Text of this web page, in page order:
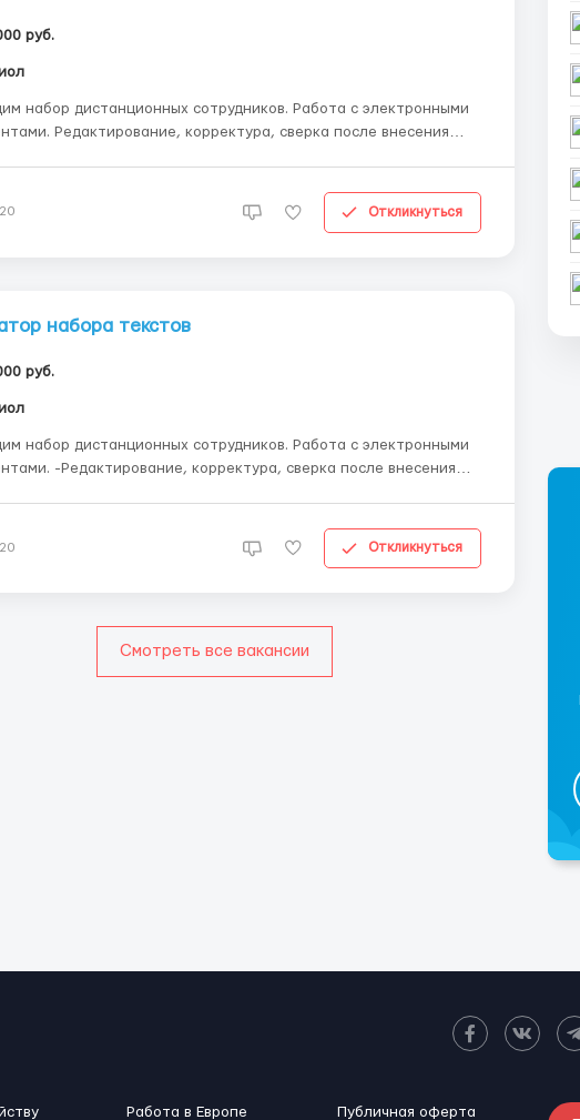
руб.
дистанционных сотрудников. Работа с электронными
сверка после внесения
Откликнуться
набора текстов
руб.
набор дистанционных сотрудников. Работа с электронными
-Редактирование, корректура, сверка после внесения
Откликнуться
Смотреть все вакансии
Работа в Европе Публичная оферта